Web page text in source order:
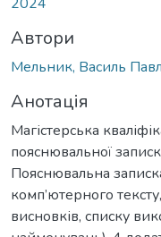
Автори
Мельник, Василь
Анотація
Магістерська
пояснювальної
Пояснювальна
комп’ютерного
висновків, списку